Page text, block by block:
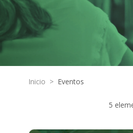
Inicio > Eventos
5